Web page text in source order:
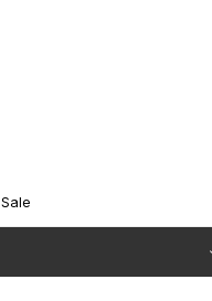
Sale